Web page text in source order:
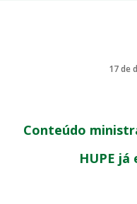
17 de
Conteúdo
HUPE